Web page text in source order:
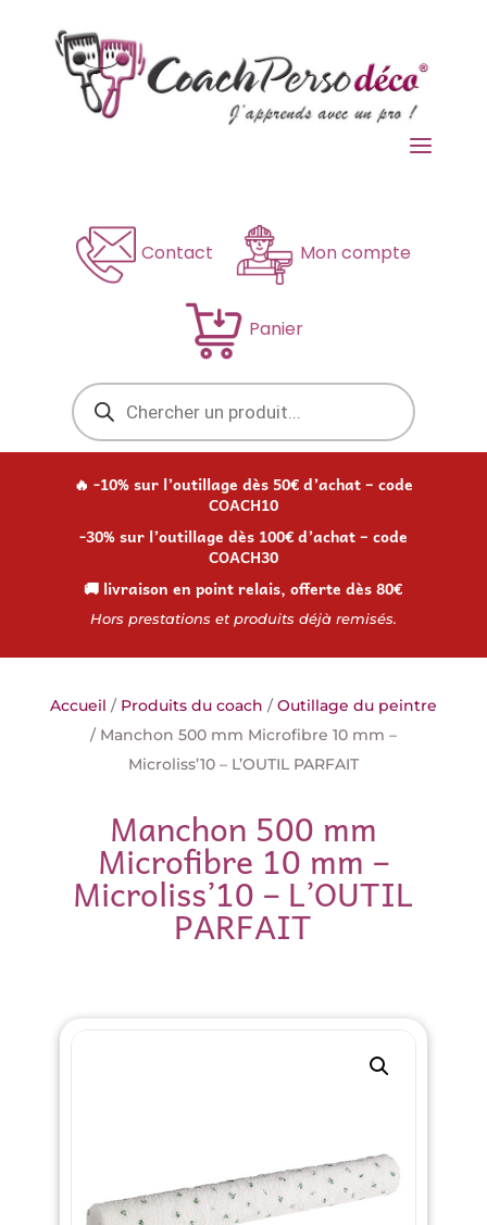
a
Contact Mon compte
Panier
Recherche
de
produits
🔥 -10% sur l’outillage dès 50€ d’achat – code
COACH10
-30% sur l’outillage dès 100€ d’achat – code
COACH30
🚚 livraison en point relais, offerte dès 80€
Hors prestations et produits déjà remisés.
Accueil / Produits du coach /Outillage du peintre
/ Manchon 500 mm Microfibre 10 mm –
Microliss’10 – L’OUTIL PARFAIT
Manchon 500 mm
Microfibre 10 mm –
Microliss’10 – L’OUTIL
PARFAIT